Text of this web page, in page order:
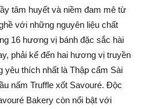
tâm huyết và niềm đam mê từ
với những nguyên liệu chất
16 hương vị bánh đặc sắc hài
phải kể đến hai hương vị truyền
yêu thích nhất là Thập cẩm Sài
nấm Truffle xốt Savouré. Độc
Bakery còn nổi bật với